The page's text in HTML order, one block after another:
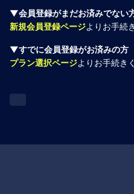
▼会員登録がまだお済みでない
新規会員登録ページよりお手続
▼すでに会員登録がお済みの方
プラン選択ページよりお手続き